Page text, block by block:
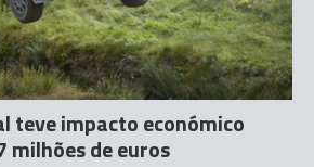
teve impacto económico
milhões de euros